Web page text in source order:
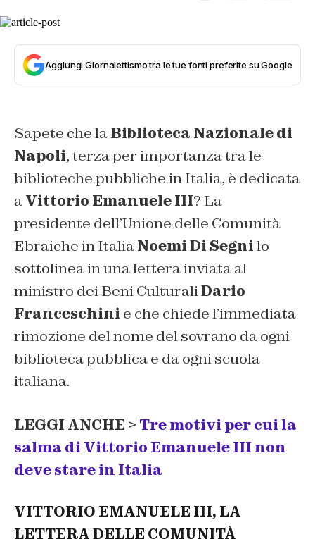
Aggiungi Giornalettismo tra le tue fonti preferite su Google
Sapete che laBiblioteca Nazionale di
Napoli, terza per importanza tra le
biblioteche pubbliche in Italia, è dedicata
aVittorio Emanuele III? La
presidente dell’Unione delle Comunità
Ebraiche in ItaliaNoemi Di Segnilo
sottolinea in una lettera inviata al
ministro dei Beni CulturaliDario
Franceschini e che chiede l’immediata
rimozione del nome del sovrano da ogni
biblioteca pubblica e da ogni scuola
italiana.
LEGGI ANCHE > Tre motivi per cui la
salma di Vittorio Emanuele III non
deve stare in Italia
VITTORIO EMANUELE III, LA
LETTERA DELLE COMUNITÀ